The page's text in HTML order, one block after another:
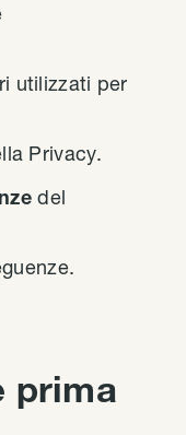
utilizzati per
Privacy.
del
prima